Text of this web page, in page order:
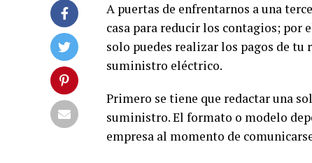
A puertas de enfrentarnos a una
casa para reducir los contagios; por
solo puedes realizar los pagos de
suministro eléctrico.
Primero se tiene que redactar una
suministro. El formato o modelo
empresa al momento de